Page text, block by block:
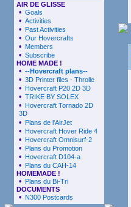
AIR DE GLISSE
• Goals
• Activities
• Past Activities
• Our Hovercrafts
• Members
• Subscribe
HOME MADE !
• --Hovercraft plans--
• 3D Printer files - Throlle
• Hovercraft P20 2D 3D
• TRIKE BY SOLEX
• Hovercraft Tornado 2D
3D
• Plans de l'AirJet
• Hovercraft Hover Ride 4
• Hovercraft Omnisurf-2
• Plans du Promotion
• Hovercraft D104-a
• Plans du CAH-14
HOMEMADE !
• Plans du Bi-Tri
DOCUMENTS
• N300 Postcards